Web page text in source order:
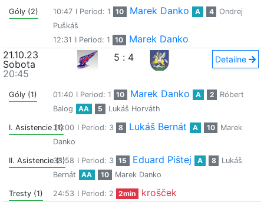
Góly (2) 10:47 I Period: 1 10 Marek Danko A 4
Ondrej
Puškáš
12:31 I Period: 1 10
Marek Danko
21.10.23
Sobota
20:45
5 : 4 Detailne
Góly (1) 01:40 I Period: 1 10 Marek Danko A 2
Róbert
Balog
AA 5 Lukáš Horváth
I. Asistencie (1)36:00 I Period: 3 8 Lukáš Bernát A 10
Marek
Danko
II. Asistencie (1)
38:58 I Period: 3 15 Eduard Pištej A 8
Lukáš
Bernát
AA 10 Marek Danko
Tresty (1) 24:53 I Period: 2 2min
krošček